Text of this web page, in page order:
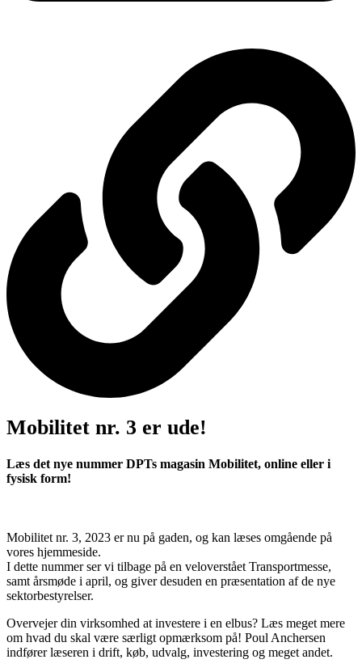
Mobilitet nr. 3 er ude!
Læs det nye nummer DPTs magasin Mobilitet, online eller i
fysisk form!
Mobilitet nr. 3, 2023 er nu på gaden, og kan læses omgående på
vores hjemmeside.
I dette nummer ser vi tilbage på en veloverstået Transportmesse,
samt årsmøde i april, og giver desuden en præsentation af de nye
sektorbestyrelser.
Overvejer din virksomhed at investere i en elbus? Læs meget mere
om hvad du skal være særligt opmærksom på! Poul Anchersen
indfører læseren i drift, køb, udvalg, investering og meget andet.